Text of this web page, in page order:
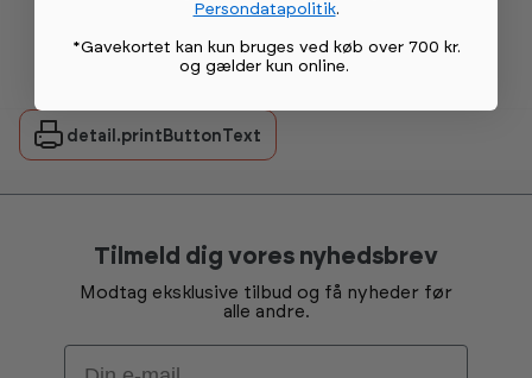
detail.printButtonText
Tilmeld dig vores nyhedsbrev
Modtag eksklusive tilbud og få nyheder før
alle andre.
Email
Persondatapolitik.
*Gavekortet kan kun bruges ved køb over 700 kr.
og gælder kun online.